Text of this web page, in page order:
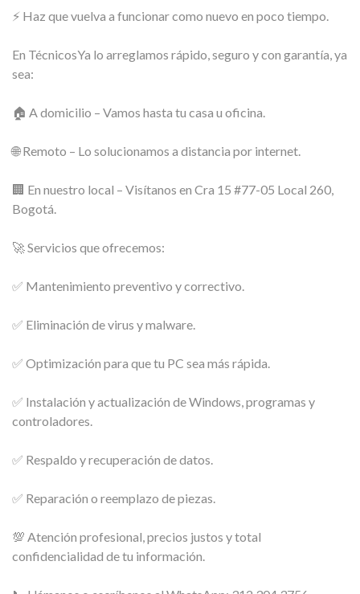
⚡ Haz que vuelva a funcionar como nuevo en poco tiempo.
En TécnicosYa lo arreglamos rápido, seguro y con garantía, ya
sea:
🏠 A domicilio – Vamos hasta tu casa u oficina.
🌐 Remoto – Lo solucionamos a distancia por internet.
🏢 En nuestro local – Visítanos en Cra 15 #77-05 Local 260,
Bogotá.
🚀 Servicios que ofrecemos:
✅ Mantenimiento preventivo y correctivo.
✅ Eliminación de virus y malware.
✅ Optimización para que tu PC sea más rápida.
✅ Instalación y actualización de Windows, programas y
controladores.
✅ Respaldo y recuperación de datos.
✅ Reparación o reemplazo de piezas.
💯 Atención profesional, precios justos y total
confidencialidad de tu información.